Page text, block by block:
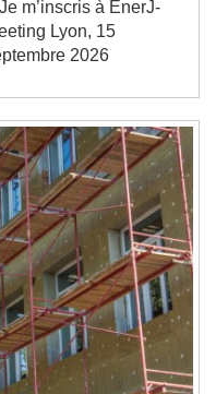
liveLIVE
subtitles
m’inscris à EnerJ-
Lyon, 15